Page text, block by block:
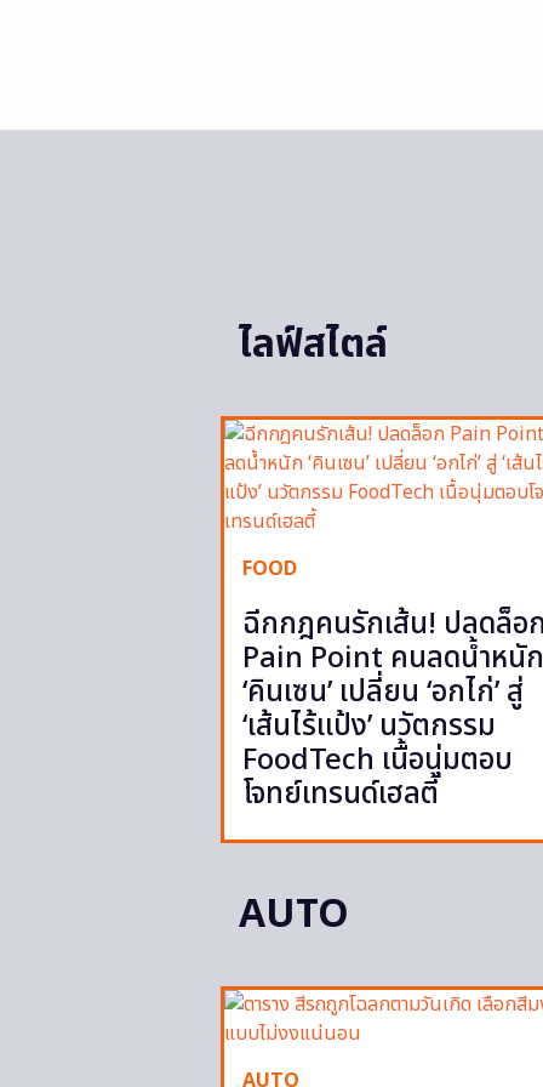
ไลฟ์สไตล์
FOOD
ฉีกกฎคนรักเส้น! ปลดล็อก
Pain Point คนลดน้ำหนัก
‘คินเซน’ เปลี่ยน ‘อกไก่’ สู่
‘เส้นไร้แป้ง’ นวัตกรรม
FoodTech เนื้อนุ่มตอบ
โจทย์เทรนด์เฮลตี้
AUTO
AUTO